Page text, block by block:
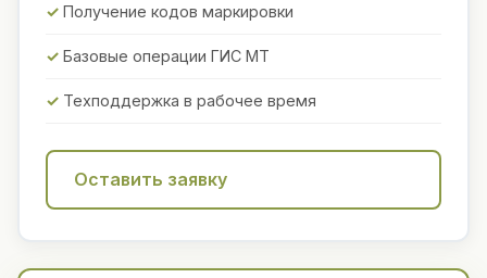
Получение кодов маркировки
Базовые операции ГИС МТ
Техподдержка в рабочее время
Оставить заявку